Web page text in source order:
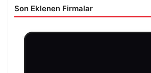
Son Eklenen Firmalar